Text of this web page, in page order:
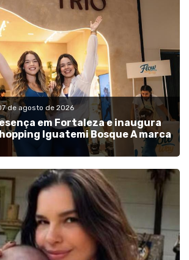
de agosto de 2026
em Fortaleza e inaugura
Iguatemi Bosque A marca